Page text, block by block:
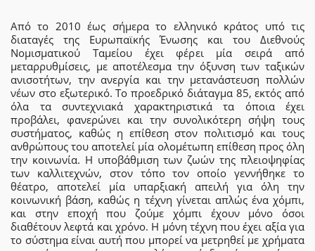
Από το 2010 έως σήμερα το ελληνικό κράτος υπό τις
διαταγές της Ευρωπαϊκής Ένωσης και του Διεθνούς
Νομισματικού Ταμείου έχει φέρει μία σειρά από
μεταρρυθμίσεις, με αποτέλεσμα την όξυνση των ταξικών
ανισοτήτων, την ανεργία και την μετανάστευση πολλών
νέων στο εξωτερικό. Το προεδρικό διάταγμα 85, εκτός από
όλα τα συντεχνιακά χαρακτηριστικά τα όποια έχει
προβάλει, φανερώνει και την συνολικότερη σήψη τους
συστήματος, καθώς η επίθεση στον πολιτισμό και τους
ανθρώπους του αποτελεί μία ολομέτωπη επίθεση προς όλη
την κοινωνία. Η υποβάθμιση των ζωών της πλειοψηφίας
των καλλιτεχνών, στον τόπο τον οποίο γεννήθηκε το
θέατρο, αποτελεί μία υπαρξιακή απειλή για όλη την
κοινωνική βάση, καθώς η τέχνη γίνεται απλώς ένα χόμπι,
και στην εποχή που ζούμε χόμπι έχουν μόνο όσοι
διαθέτουν λεφτά και χρόνο. Η μόνη τέχνη που έχει αξία για
το σύστημα είναι αυτή που μπορεί να μετρηθεί με χρήματα